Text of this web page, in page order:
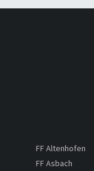
FF Altenhofen
FF Asbach